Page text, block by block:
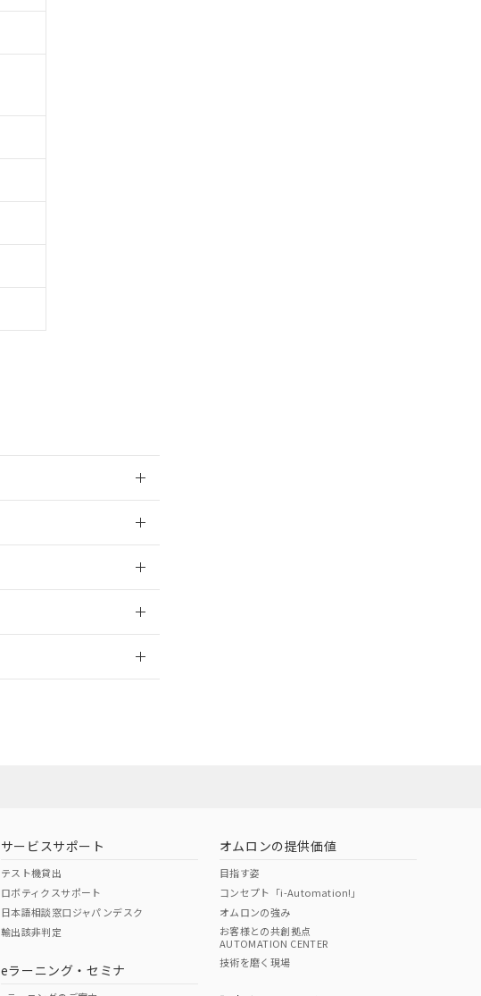
サービスサポート
テスト機貸出
ロボティクスサポート
日本語相談窓口ジャパンデスク
輸出該非判定
eラーニング・セミナ
オムロンの提供価値
目指す姿
コンセプト「i-Automation!」
オムロンの強み
お客様との共創拠点
AUTOMATION CENTER
技術を磨く現場